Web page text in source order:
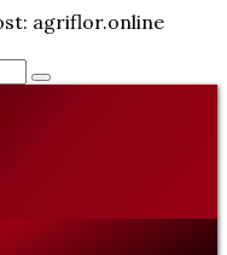
agriflor.online